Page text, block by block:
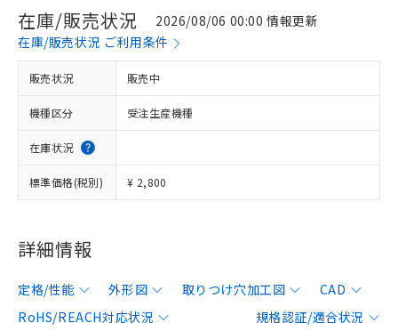
在庫/販売状況
2026/08/06 00:00 情報更新
在庫/販売状況 ご利用条件
販売状況 販売中
機種区分 受注生産機種
在庫状況
標準価格(税別) ¥ 2,800
詳細情報
定格/性能 外形図 取りつけ穴加工図
CAD
RoHS/REACH対応状況
規格認証/適合状況